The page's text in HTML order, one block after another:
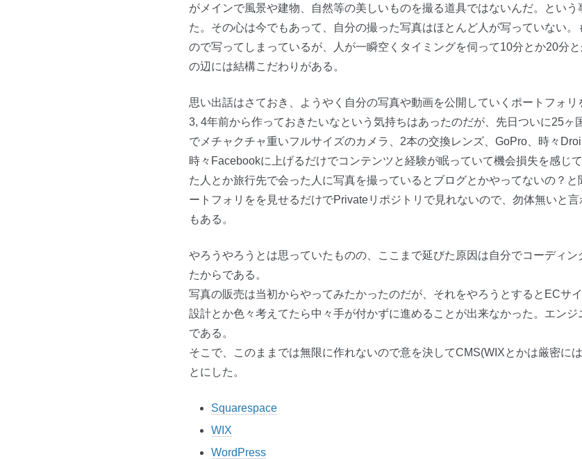
がメインで風景や建物、自然等の美しいものを撮る道具ではないんだ。とい
た。その心は今でもあって、自分の撮った写真はほとんど人が写っていない
ので写ってしまっているが、人が一瞬空くタイミングを伺って10分とか20分
の辺には結構こだわりがある。
思い出話はさておき、ようやく自分の写真や動画を公開していくポートフォリ
3, 4年前から作っておきたいなという気持ちはあったのだが、先日ついに25ヶ
でメチャクチャ重いフルサイズのカメラ、2本の交換レンズ、GoPro、時々
時々Facebookに上げるだけでコンテンツと経験が眠っていて機会損失を感じ
た人とか旅行先で会った人に写真を撮っているとブログとかやってないの？
ートフォリをを見せるだけでPrivateリポジトリで見れないので、勿体無いと
もある。
やろうやろうとは思っていたものの、ここまで延びた原因は自分でコーディ
たからである。
写真の販売は当初からやってみたかったのだが、それをやろうとするとECサ
設計とか色々考えてたら中々手が付かずに進めることが出来なかった。エン
である。
そこで、このままでは無限に作れないので意を決してCMS(WIXとかは厳密に
とにした。
Squarespace
WIX
WordPress